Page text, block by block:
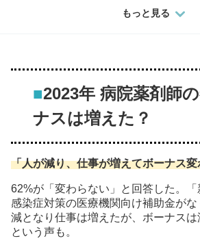
もっと見る
■2023年 病院薬剤師
ナスは増えた？
「人が減り、仕事が増えてボーナス変
62%が「変わらない」と回答した。
感染症対策の医療機関向け補助金が
減となり仕事は増えたが、ボーナスは
という声も。